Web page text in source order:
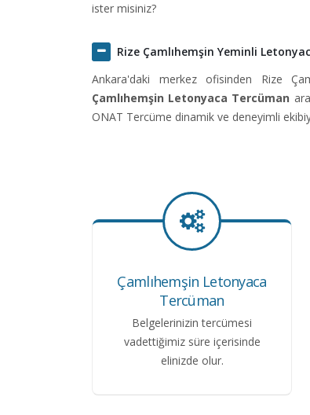
ister misiniz?
Rize Çamlıhemşin Yeminli
Ankara'daki merkez ofisinden Rize
Çamlıhemşin Letonyaca Tercüman
ONAT Tercüme dinamik ve deneyimli
Çamlıhemşin Letonyaca
Tercüman
Belgelerinizin tercümesi
vadettiğimiz süre içerisinde
elinizde olur.